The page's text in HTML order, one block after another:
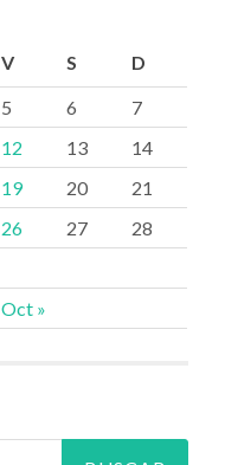
V S D
Oct »
5 6
7
12 13
14
19 20
21
26 27
28